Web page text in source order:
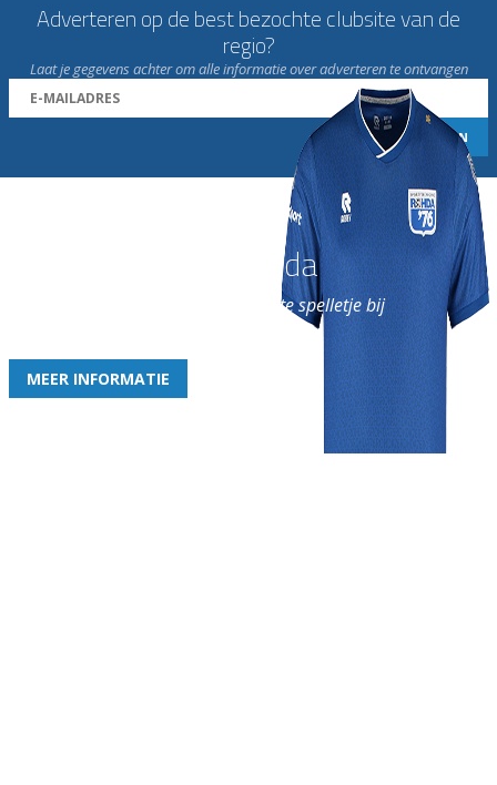
Adverteren op de best bezochte clubsite van de
regio?
Laat je gegevens achter om alle informatie over adverteren te ontvangen
Word nu lid van Rohda
en geniet iedere week van het leukste spelletje bij
MEER INFORMATIE